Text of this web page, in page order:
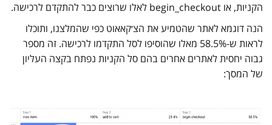
הקניות, או begin_checkout לאלו שרוצים כבר להתקדם לרכישה.
הנה דוגמא לאתר שהטמיע את הצ׳קאאוט כפי שהמלצנו, ותוכלו
לראות ש-58.5% מאלו שהוסיפו לסל התקדמו לרכישה. זה מספר
גבוה יחסית לאתרים אחרים בהם סל הקניות נפתח בקצה העליון
של המסך: